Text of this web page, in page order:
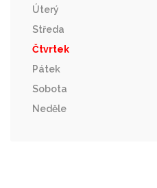
Úterý
Středa
Čtvrtek
Pátek
Sobota
Neděle